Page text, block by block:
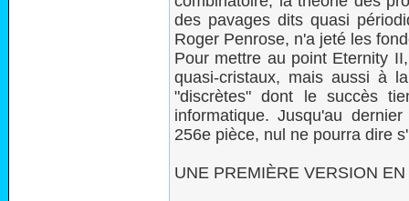
des pavages dits quasi
Roger Penrose, n'a jeté les
Pour mettre au point Eternity
quasi-cristaux, mais aussi à
"discrètes" dont le succès
informatique. Jusqu'au
256e pièce, nul ne pourra dire
UNE PREMIÈRE VERSION